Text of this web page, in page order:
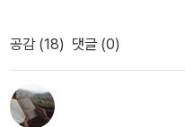
에서 계속 살아가려면, 그런
지도 않은데 왜 만나서 반갑다
들과 행동들에도 딴지를 거는
보인다. 홀든처럼 심하게는 아니지만 나 역시 내 안에 홀든의 반항심
이 잠재하고 있는 것을 느낀 적
증을 낸다. 그 상황 안에 존재
은 생각하지 못하고 말이다.하
평범한 사람들은 자신의 장점
모든 것이 불안정하고 완벽하
못 꽂아둔 줄 알았다. 몇 십페
혹시나 책깔피 주위를 읽어보
용이라고는 기억할게 없는 샐
나는 무엇을 남겨야할지 모르
공감 (18) 댓글 (0)